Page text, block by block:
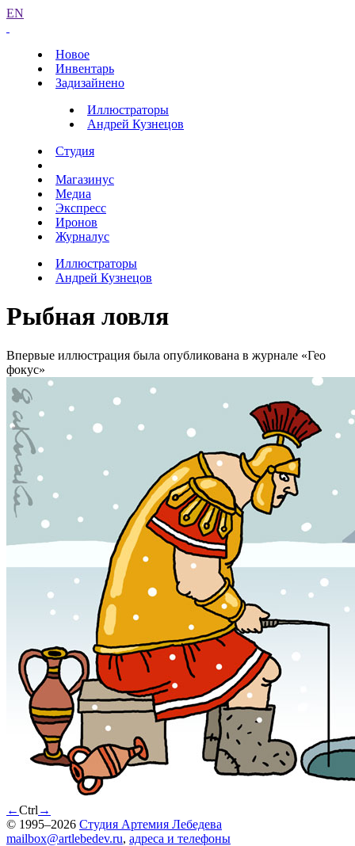
EN
Новое
Инвентарь
Задизайнено
Иллюстраторы
Андрей Кузнецов
Студия
Магазинус
Медиа
Экспресс
Иронов
Журналус
Иллюстраторы
Андрей Кузнецов
Рыбная ловля
Впервые иллюстрация была опубликована в журнале «Гео
фокус»
←Ctrl →
© 1995–2026 Студия Артемия Лебедева
mailbox@artlebedev.ru, адреса и телефоны